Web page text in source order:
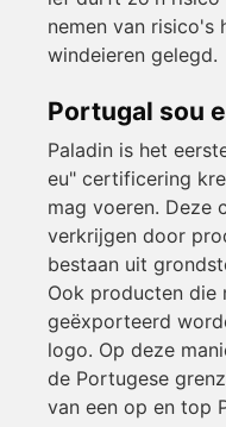
nemen van risico's
windeieren gelegd.
Portugal sou
Paladin is het
eu" certificering
mag voeren. Deze
verkrijgen door
bestaan uit
Ook producten die
geëxporteerd
logo. Op deze
de Portugese
van een op en top